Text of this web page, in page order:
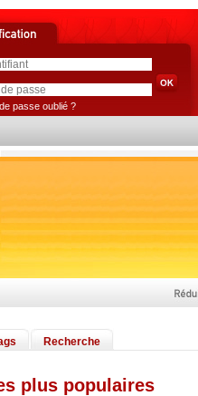
passe oublié ?
Recherche
plus populaires